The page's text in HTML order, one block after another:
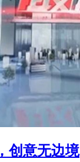
创意无边境